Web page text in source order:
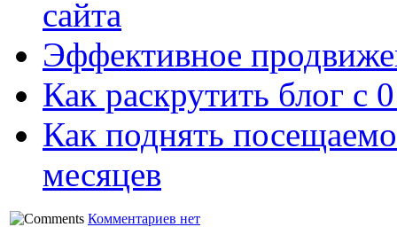
сайта
Эффективное
Как раскрутить блог с
Как поднять
месяцев
Комментариев нет